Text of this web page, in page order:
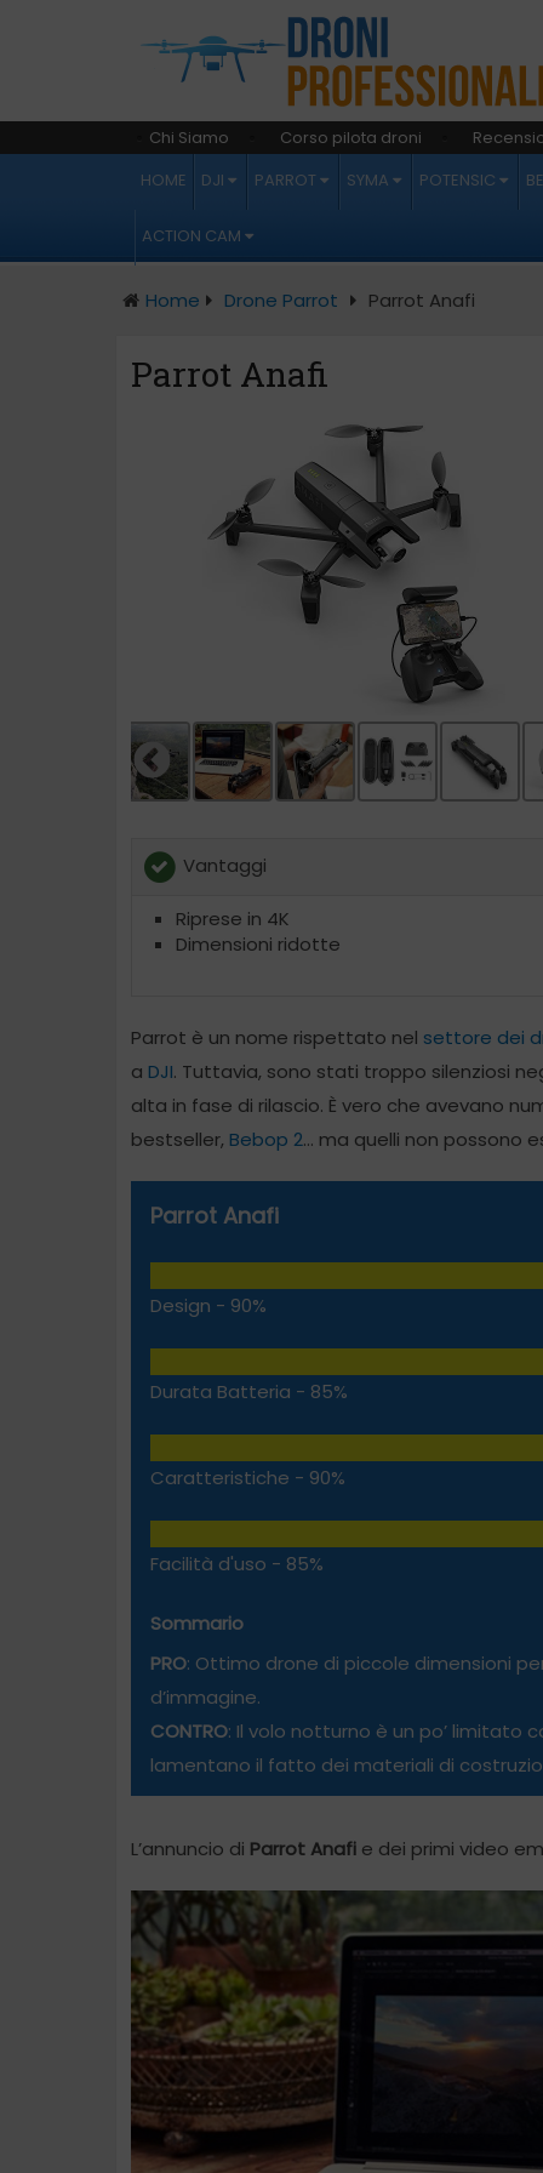
Chi Siamo Corso pilota droni
HOME
DJI PARROT SYMA POTENSIC
ACTION CAM
Home Drone Parrot Parrot Anafi
Parrot Anafi
Vantaggi
Riprese in 4K
Dimensioni ridotte
Parrot è un nome rispettato nel settore dei
a DJI. Tuttavia, sono stati troppo silenziosi
alta in fase di rilascio. È vero che avevano
bestseller, Bebop 2… ma quelli non possono
Parrot Anafi
Design - 90%
Durata Batteria - 85%
Caratteristiche - 90%
Facilità d'uso - 85%
Sommario
PRO: Ottimo drone di piccole dimensioni
d’immagine.
CONTRO: Il volo notturno è un po’ limitato
lamentano il fatto dei materiali di
L’annuncio di Parrot Anafie dei primi video